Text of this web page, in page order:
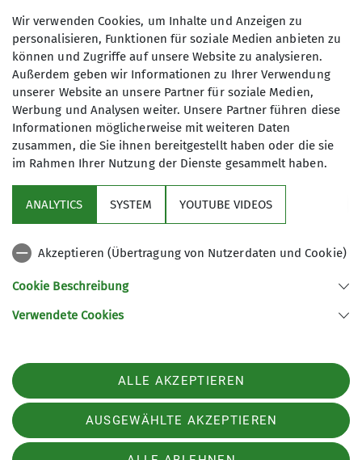
meine Einwilligung jederzeit wiederrufen
kann. *
Mit (*) markierte Felder
sind Pflichtfelder
Absenden
Sektion
Gruppen im Fokus
34131 Kassel
Telefon +49561104046
Wir verwenden Cookies, um Inhalte und Anzeigen zu
personalisieren, Funktionen für soziale Medien anbieten zu
können und Zugriffe auf unsere Website zu analysieren.
Außerdem geben wir Informationen zu Ihrer Verwendung
unserer Website an unsere Partner für soziale Medien,
Werbung und Analysen weiter. Unsere Partner führen diese
Informationen möglicherweise mit weiteren Daten
zusammen, die Sie ihnen bereitgestellt haben oder die sie
im Rahmen Ihrer Nutzung der Dienste gesammelt haben.
ANALYTICS SYSTEM YOUTUBE VIDEOS
Akzeptieren (Übertragung von Nutzerdaten und Cookie)
Cookie Beschreibung
Verwendete Cookies
ALLE AKZEPTIEREN
AUSGEWÄHLTE AKZEPTIEREN